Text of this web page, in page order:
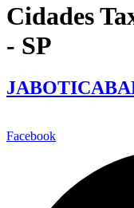
Cidades
- SP
Facebook